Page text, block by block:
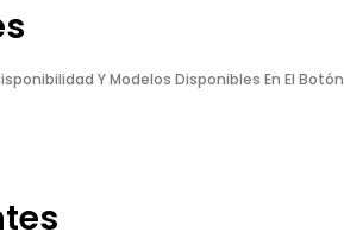
Y Modelos Disponibles En El Botón